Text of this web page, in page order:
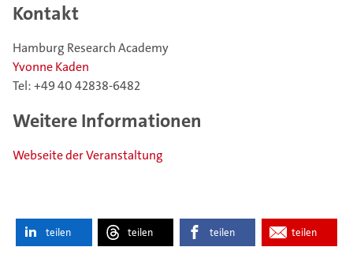
Kontakt
Hamburg Research Academy
Yvonne Kaden
Tel: +49 40 42838-6482
Weitere Informationen
Webseite der Veranstaltung
teilen teilen teilen teilen